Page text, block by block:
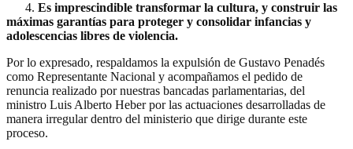
4. Es imprescindible transformar la cultura, y construir las
máximas garantías para proteger y consolidar infancias y
adolescencias libres de violencia.
Por lo expresado, respaldamos la expulsión de Gustavo Penadés
como Representante Nacional y acompañamos el pedido de
renuncia realizado por nuestras bancadas parlamentarias, del
ministro Luis Alberto Heber por las actuaciones desarrolladas de
manera irregular dentro del ministerio que dirige durante este
proceso.